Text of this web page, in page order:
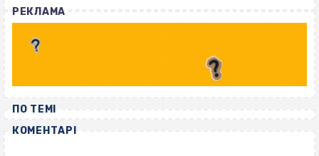
РЕКЛАМА
ПО ТЕМІ
КОМЕНТАРІ